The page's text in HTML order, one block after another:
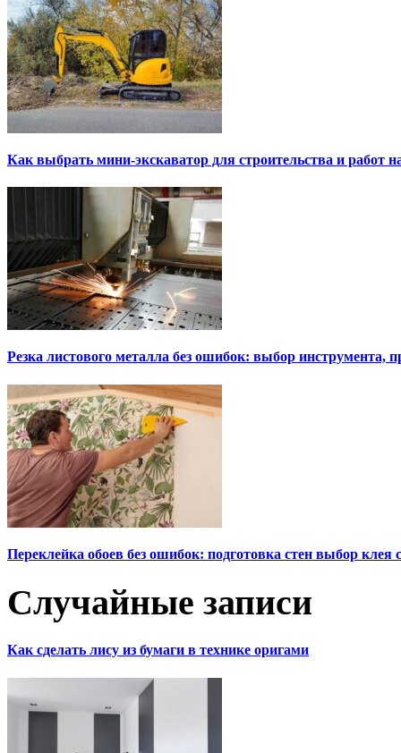
Как выбрать мини-экскаватор для строительства и работ
Резка листового металла без ошибок: выбор инструмента,
Переклейка обоев без ошибок: подготовка стен выбор клея
Случайные записи
Как сделать лису из бумаги в технике оригами